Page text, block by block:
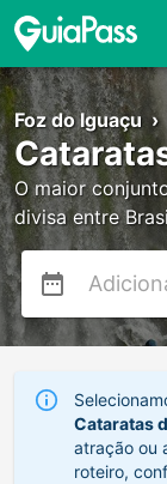
Foz do Iguaçu ›
O maior
divisa entre
Cataratas
atração ou
roteiro,